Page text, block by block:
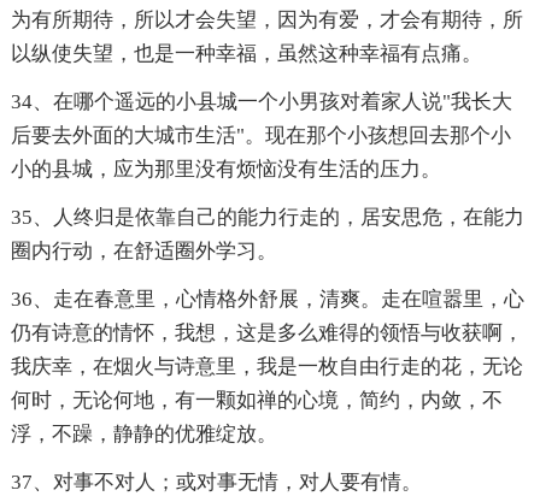
为有所期待，所以才会失望，因为有爱，才会有期待，所
以纵使失望，也是一种幸福，虽然这种幸福有点痛。
34、在哪个遥远的小县城一个小男孩对着家人说"我长大
后要去外面的大城市生活"。现在那个小孩想回去那个小
小的县城，应为那里没有烦恼没有生活的压力。
35、人终归是依靠自己的能力行走的，居安思危，在能力
圈内行动，在舒适圈外学习。
36、走在春意里，心情格外舒展，清爽。走在喧嚣里，心
仍有诗意的情怀，我想，这是多么难得的领悟与收获啊，
我庆幸，在烟火与诗意里，我是一枚自由行走的花，无论
何时，无论何地，有一颗如禅的心境，简约，内敛，不
浮，不躁，静静的优雅绽放。
37、对事不对人；或对事无情，对人要有情。